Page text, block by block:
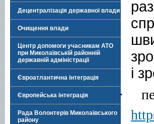
Децентралізація державної влади
Очищення влади
Центр допомоги учасникам АТО
при Миколаївській районній
державній адміністрації
Євроатлантична інтеграція
Європейська інтеграція
Рада Волонтерів Миколаївського
району
і
·